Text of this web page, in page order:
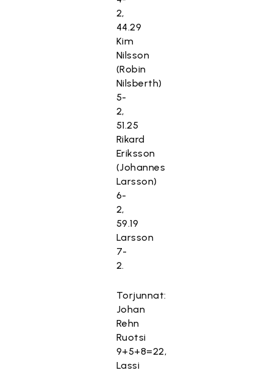
2,
44.29
Kim
Nilsson
(Robin
Nilsberth)
5-
2,
51.25
Rikard
Eriksson
(Johannes
Larsson)
6-
2,
59.19
Larsson
7-
2.
Torjunnat:
Johan
Rehn
Ruotsi
9+5+8=22,
Lassi